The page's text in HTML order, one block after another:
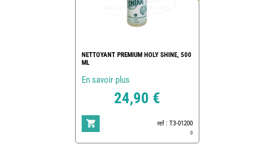
NETTOYANT PREMIUM HOLY SHINE, 500
ML
En savoir plus
24,90 €
ref : T3-01200
0